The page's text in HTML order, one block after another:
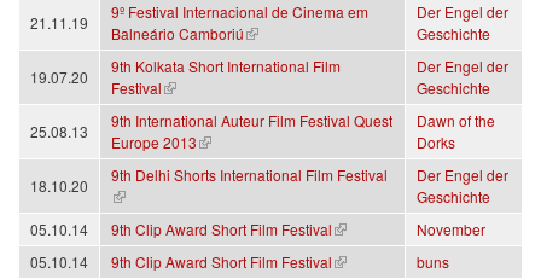
21.11.19
9º Festival Internacional de Cinema em
Balneário Camboriú
(Link ist extern)
Der Engel der
Geschichte
19.07.20
9th Kolkata Short International Film
Festival
(Link ist extern)
Der Engel der
Geschichte
25.08.13
9th International Auteur Film Festival Quest
Europe 2013
(Link ist extern)
Dawn of the
Dorks
18.10.20
9th Delhi Shorts International Film Festival
(Link ist extern)
Der Engel der
Geschichte
05.10.14
9th Clip Award Short Film Festival
(Link ist extern)
November
05.10.14
9th Clip Award Short Film Festival
(Link ist extern) buns